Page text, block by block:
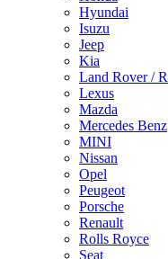
Hyundai
Isuzu
Jeep
Kia
Land Rover /
Lexus
Mazda
Mercedes Benz
MINI
Nissan
Opel
Peugeot
Porsche
Renault
Rolls Royce
Seat